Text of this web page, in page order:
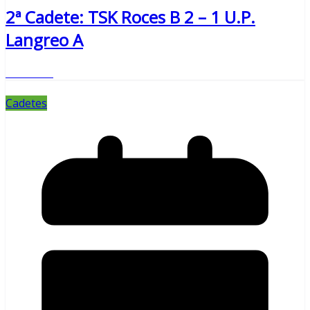
2ª Cadete: TSK Roces B 2 – 1 U.P.
Langreo A
Cadetes